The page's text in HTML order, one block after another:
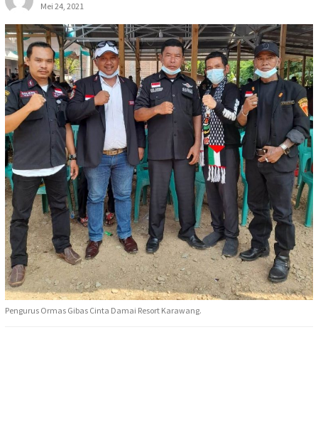
Mei 24, 2021
Pengurus Ormas Gibas Cinta Damai Resort Karawang.